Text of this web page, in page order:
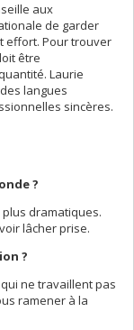
aux
de garder
effort. Pour trouver
être
Laurie
langues
sincères.
?
dramatiques.
lâcher prise.
?
ne travaillent pas
ramener à la